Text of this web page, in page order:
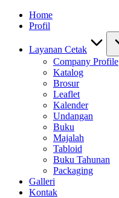
Home
Profil
Layanan Cetak
Company Profile
Katalog
Brosur
Leaflet
Kalender
Undangan
Buku
Majalah
Tabloid
Buku Tahunan
Packaging
Galleri
Kontak